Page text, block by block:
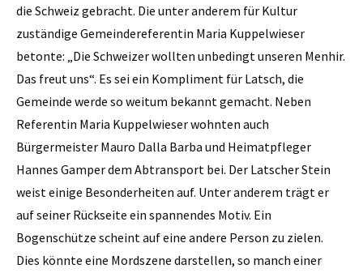
die Schweiz gebracht. Die unter anderem für Kultur
zuständige Gemeindereferentin Maria Kuppelwieser
betonte: „Die Schweizer wollten unbedingt unseren Menhir.
Das freut uns“. Es sei ein Kompliment für Latsch, die
Gemeinde werde so weitum bekannt gemacht. Neben
Referentin Maria Kuppelwieser wohnten auch
Bürgermeister Mauro Dalla Barba und Heimatpfleger
Hannes Gamper dem Abtransport bei. Der Latscher Stein
weist einige Besonderheiten auf. Unter anderem trägt er
auf seiner Rückseite ein spannendes Motiv. Ein
Bogenschütze scheint auf eine andere Person zu zielen.
Dies könnte eine Mordszene darstellen, so manch einer